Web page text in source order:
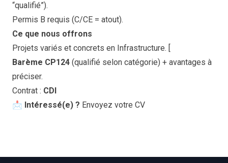
“qualifié”).
Permis B requis (C/CE = atout).
Ce que nous offrons
Projets variés et concrets en Infrastructure. [
Barème CP124 (qualifié selon catégorie) + avantages à
préciser.
Contrat : CDI
📩 Intéressé(e) ? Envoyez votre CV